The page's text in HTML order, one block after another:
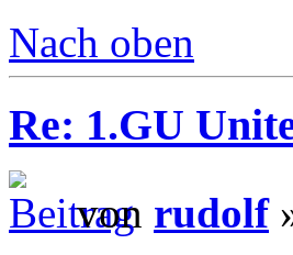
Nach oben
Re: 1.GU
von rudolf